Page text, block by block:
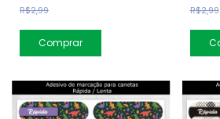
R$2,99 R$2,99